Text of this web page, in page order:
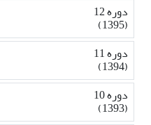
دوره 12
(1395)
دوره 11
(1394)
دوره 10
(1393)